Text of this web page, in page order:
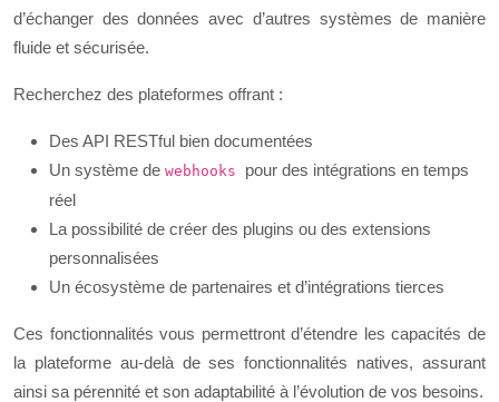
d’échanger des données avec d’autres systèmes de manière
fluide et sécurisée.
Recherchez des plateformes offrant :
Des API RESTful bien documentées
Un système de webhooks pour des intégrations en temps
réel
La possibilité de créer des plugins ou des extensions
personnalisées
Un écosystème de partenaires et d’intégrations tierces
Ces fonctionnalités vous permettront d’étendre les capacités de
la plateforme au-delà de ses fonctionnalités natives, assurant
ainsi sa pérennité et son adaptabilité à l’évolution de vos besoins.